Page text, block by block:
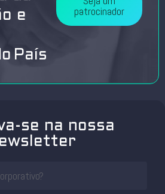
e
País
patrocinador
se na nossa